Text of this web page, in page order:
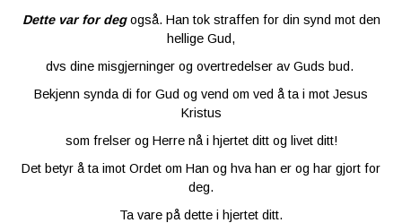
Dette var for degogså. Han tok straffen for din synd mot den
hellige Gud,
dvs dine misgjerninger og overtredelser av Guds bud.
Bekjenn synda di for Gud og vend om ved å ta i mot Jesus
Kristus
som frelser og Herre nå i hjertet ditt og livet ditt!
Det betyr å ta imot Ordet om Han og hva han er og har gjort for
deg.
Ta vare på dette i hjertet ditt.